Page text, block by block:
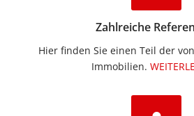
Zahlreiche
Hier finden Sie einen Teil der
Immobilien.​